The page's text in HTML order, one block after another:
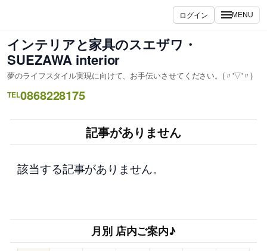
ス
キ
ッ
プ
ログイン MENU
インテリアと家具のスエザワ・
SUEZAWA interior
夢のライフスタイル実現に向けて、お手伝いさせてください。(〃'▽'〃)
TEL0868228175
記事がありません
該当する記事がありません。
月別 店内ご案内♪